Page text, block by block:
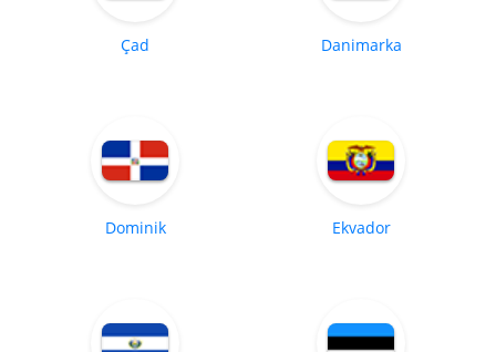
Çad Danimarka
Dominik Ekvador